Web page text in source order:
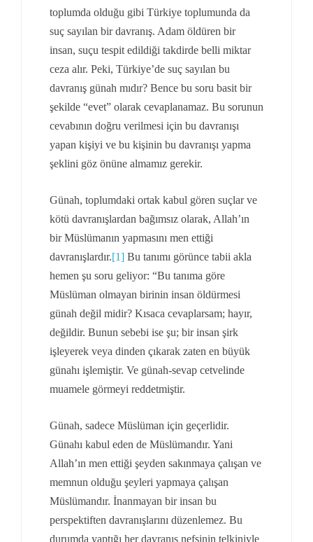
toplumda olduğu gibi Türkiye toplumunda da
suç sayılan bir davranış. Adam öldüren bir
insan, suçu tespit edildiği takdirde belli miktar
ceza alır. Peki, Türkiye’de suç sayılan bu
davranış günah mıdır? Bence bu soru basit bir
şekilde “evet” olarak cevaplanamaz. Bu sorunun
cevabının doğru verilmesi için bu davranışı
yapan kişiyi ve bu kişinin bu davranışı yapma
şeklini göz önüne almamız gerekir.
Günah, toplumdaki ortak kabul gören suçlar ve
kötü davranışlardan bağımsız olarak, Allah’ın
bir Müslümanın yapmasını men ettiği
davranışlardır.[1] Bu tanımı görünce tabii akla
hemen şu soru geliyor: “Bu tanıma göre
Müslüman olmayan birinin insan öldürmesi
günah değil midir? Kısaca cevaplarsam; hayır,
değildir. Bunun sebebi ise şu; bir insan şirk
işleyerek veya dinden çıkarak zaten en büyük
günahı işlemiştir. Ve günah-sevap cetvelinde
muamele görmeyi reddetmiştir.
Günah, sadece Müslüman için geçerlidir.
Günahı kabul eden de Müslümandır. Yani
Allah’ın men ettiği şeyden sakınmaya çalışan ve
memnun olduğu şeyleri yapmaya çalışan
Müslümandır. İnanmayan bir insan bu
perspektiften davranışlarını düzenlemez. Bu
durumda yaptığı her davranış nefsinin telkiniyle